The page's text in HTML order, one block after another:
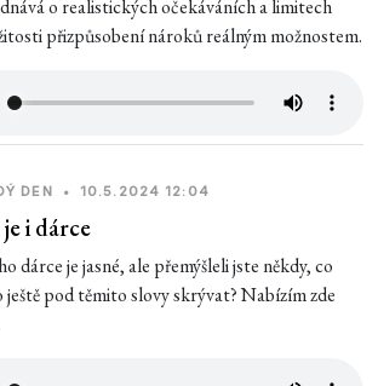
o realistických očekáváních a limitech
přizpůsobení nároků reálným možnostem.
DEN • 10.5.2024 12:04
i dárce
dárce je jasné, ale přemýšleli jste někdy, co
ještě pod těmito slovy skrývat? Nabízím zde